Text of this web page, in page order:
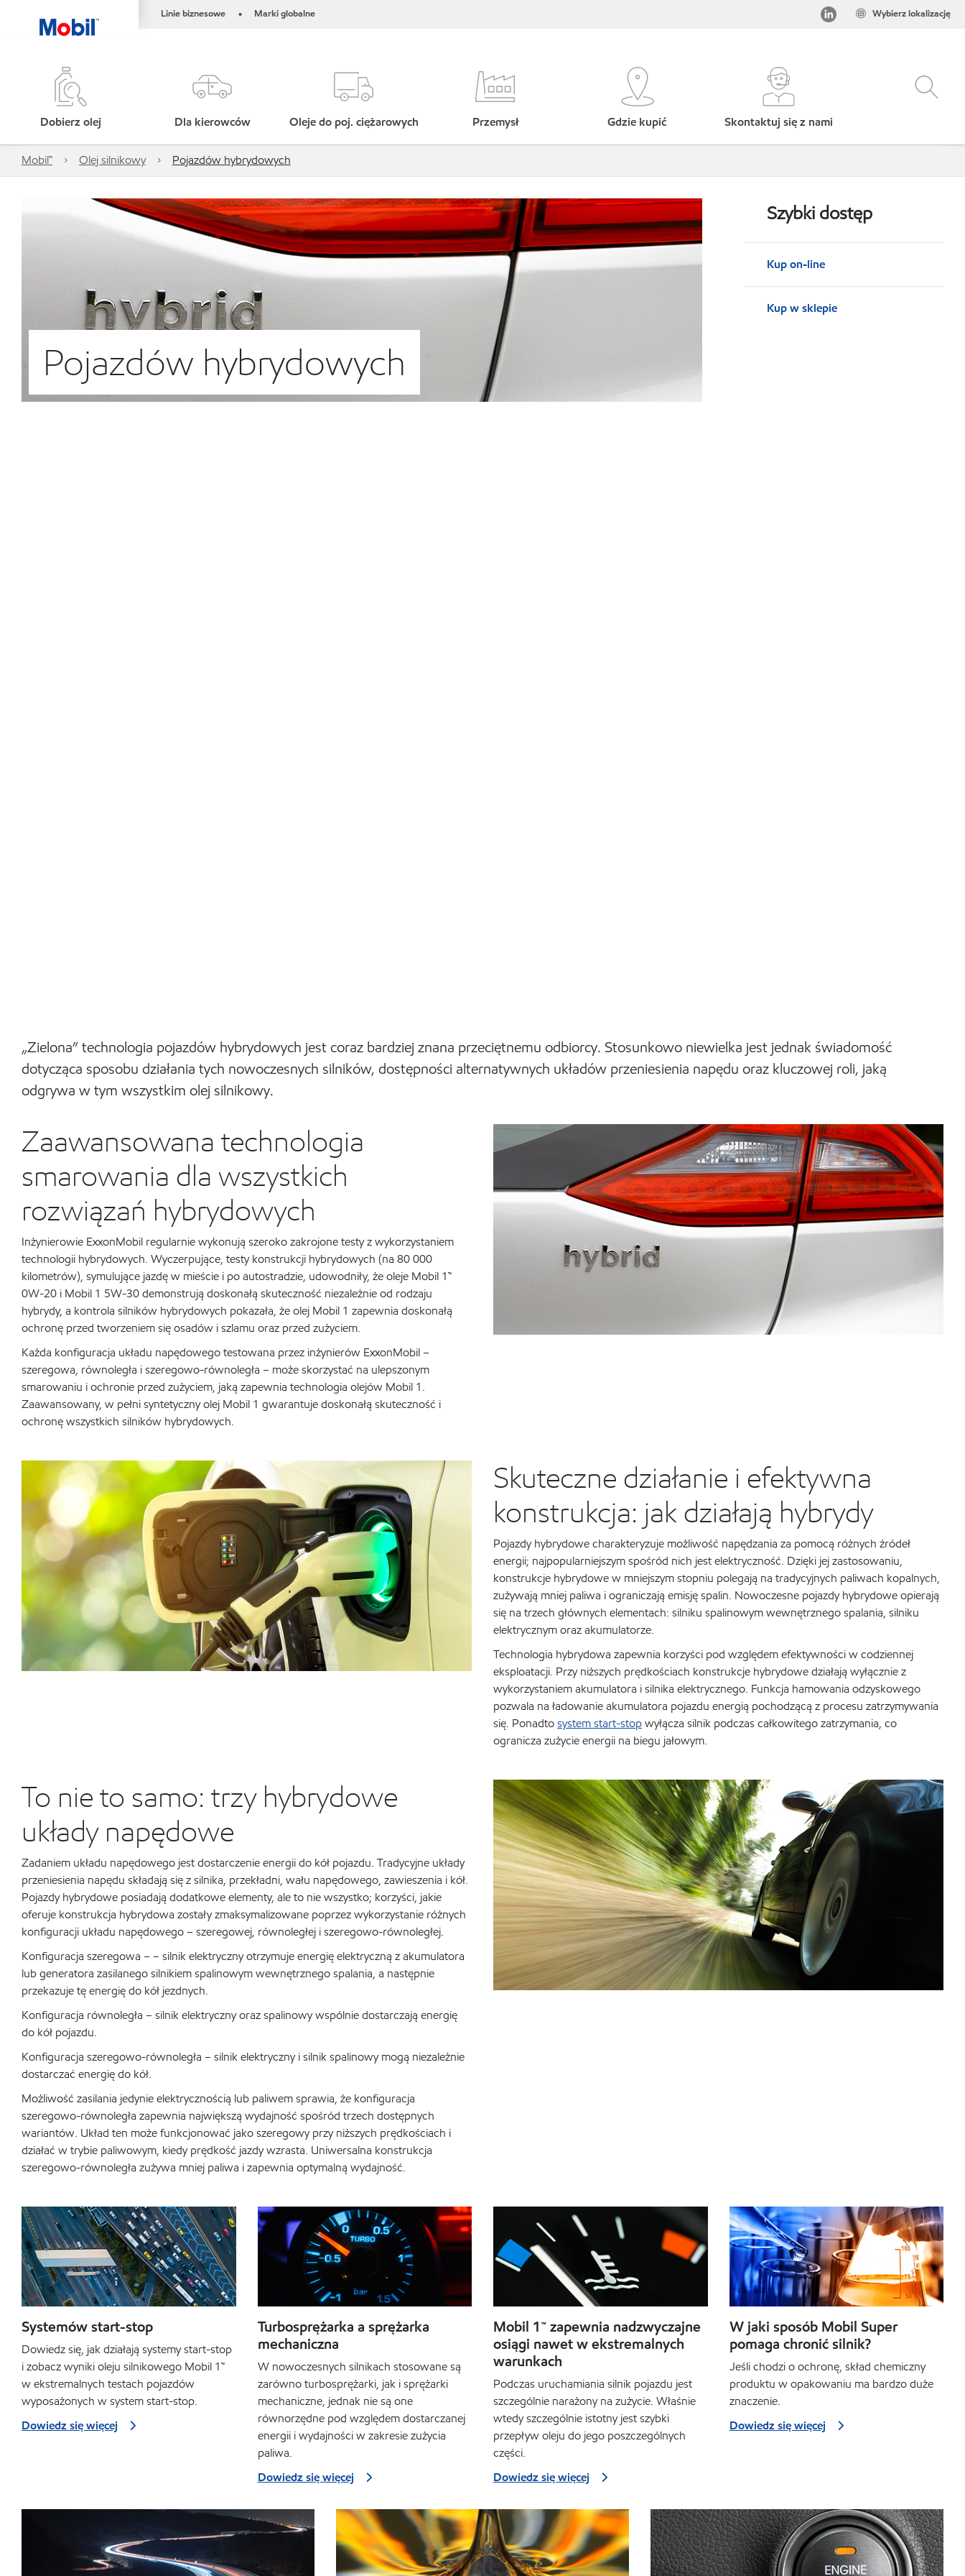
Linie biznesowe • Marki globalne Wybierz lokalizację
Dobierz olej Dla kierowców Oleje do poj. ciężarowych Przemysł Gdzie kupić Skontaktuj się z nami
Mobil™ Olej silnikowy Pojazdów hybrydowych
Pojazdów hybrydowych
Szybki dostęp
Kup on-line
Kup w sklepie
„Zielona” technologia pojazdów hybrydowych jest coraz bardziej znana przeciętnemu odbiorcy. Stosunkowo niewielka jest jednak świadomość
dotycząca sposobu działania tych nowoczesnych silników, dostępności alternatywnych układów przeniesienia napędu oraz kluczowej roli, jaką
odgrywa w tym wszystkim olej silnikowy.
Zaawansowana technologia
smarowania dla wszystkich
rozwiązań hybrydowych
Inżynierowie ExxonMobil regularnie wykonują szeroko zakrojone testy z wykorzystaniem
technologii hybrydowych. Wyczerpujące, testy konstrukcji hybrydowych (na 80 000
kilometrów), symulujące jazdę w mieście i po autostradzie, udowodniły, że oleje Mobil 1™
0W-20 i Mobil 1 5W-30 demonstrują doskonałą skuteczność niezależnie od rodzaju
hybrydy, a kontrola silników hybrydowych pokazała, że olej Mobil 1 zapewnia doskonałą
ochronę przed tworzeniem się osadów i szlamu oraz przed zużyciem.
Każda konfiguracja układu napędowego testowana przez inżynierów ExxonMobil –
szeregowa, równoległa i szeregowo-równoległa – może skorzystać na ulepszonym
smarowaniu i ochronie przed zużyciem, jaką zapewnia technologia olejów Mobil 1.
Zaawansowany, w pełni syntetyczny olej Mobil 1 gwarantuje doskonałą skuteczność i
ochronę wszystkich silników hybrydowych.
Skuteczne działanie i efektywna
konstrukcja: jak działają hybrydy
Pojazdy hybrydowe charakteryzuje możliwość napędzania za pomocą różnych źródeł
energii; najpopularniejszym spośród nich jest elektryczność. Dzięki jej zastosowaniu,
konstrukcje hybrydowe w mniejszym stopniu polegają na tradycyjnych paliwach kopalnych,
zużywają mniej paliwa i ograniczają emisję spalin. Nowoczesne pojazdy hybrydowe opierają
się na trzech głównych elementach: silniku spalinowym wewnętrznego spalania, silniku
elektrycznym oraz akumulatorze.
Technologia hybrydowa zapewnia korzyści pod względem efektywności w codziennej
eksploatacji. Przy niższych prędkościach konstrukcje hybrydowe działają wyłącznie z
wykorzystaniem akumulatora i silnika elektrycznego. Funkcja hamowania odzyskowego
pozwala na ładowanie akumulatora pojazdu energią pochodzącą z procesu zatrzymywania
się. Ponadtosystem start-stopwyłącza silnik podczas całkowitego zatrzymania, co
ogranicza zużycie energii na biegu jałowym.
To nie to samo: trzy hybrydowe
układy napędowe
Zadaniem układu napędowego jest dostarczenie energii do kół pojazdu. Tradycyjne układy
przeniesienia napędu składają się z silnika, przekładni, wału napędowego, zawieszenia i kół.
Pojazdy hybrydowe posiadają dodatkowe elementy, ale to nie wszystko; korzyści, jakie
oferuje konstrukcja hybrydowa zostały zmaksymalizowane poprzez wykorzystanie różnych
konfiguracji układu napędowego – szeregowej, równoległej i szeregowo-równoległej.
Konfiguracja szeregowa – – silnik elektryczny otrzymuje energię elektryczną z akumulatora
lub generatora zasilanego silnikiem spalinowym wewnętrznego spalania, a następnie
przekazuje tę energię do kół jezdnych.
Konfiguracja równoległa – silnik elektryczny oraz spalinowy wspólnie dostarczają energię
do kół pojazdu.
Konfiguracja szeregowo-równoległa – silnik elektryczny i silnik spalinowy mogą niezależnie
dostarczać energię do kół.
Możliwość zasilania jedynie elektrycznością lub paliwem sprawia, że konfiguracja
szeregowo-równoległa zapewnia największą wydajność spośród trzech dostępnych
wariantów. Układ ten może funkcjonować jako szeregowy przy niższych prędkościach i
działać w trybie paliwowym, kiedy prędkość jazdy wzrasta. Uniwersalna konstrukcja
szeregowo-równoległa zużywa mniej paliwa i zapewnia optymalną wydajność.
Systemów start-stop
Dowiedz się, jak działają systemy start-stop
i zobacz wyniki oleju silnikowego Mobil 1™
w ekstremalnych testach pojazdów
wyposażonych w system start-stop.
Dowiedz się więcej
Turbosprężarka a sprężarka
mechaniczna
W nowoczesnych silnikach stosowane są
zarówno turbosprężarki, jak i sprężarki
mechaniczne, jednak nie są one
równorzędne pod względem dostarczanej
energii i wydajności w zakresie zużycia
paliwa.
Dowiedz się więcej
Mobil 1™ zapewnia nadzwyczajne
osiągi nawet w ekstremalnych
warunkach
Podczas uruchamiania silnik pojazdu jest
szczególnie narażony na zużycie. Właśnie
wtedy szczególnie istotny jest szybki
przepływ oleju do jego poszczególnych
części.
Dowiedz się więcej
W jaki sposób Mobil Super
pomaga chronić silnik?
Jeśli chodzi o ochronę, skład chemiczny
produktu w opakowaniu ma bardzo duże
znaczenie.
Dowiedz się więcej